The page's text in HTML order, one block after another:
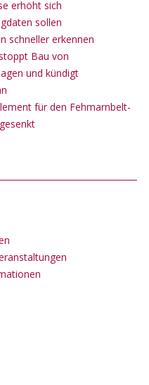
erhöht sich
sollen
schneller erkennen
Bau von
und kündigt
für den Fehmarnbelt-